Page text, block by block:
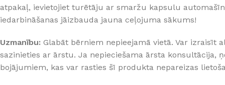
atpakaļ, ievietojiet turētāju ar smaržu kapsulu
iedarbināšanas jāizbauda jauna ceļojuma sākums!
Uzmanību: Glabāt bērniem nepieejamā vietā. Var izraisīt
sazinieties ar ārstu. Ja nepieciešama ārsta konsultācija,
bojājumiem, kas var rasties šī produkta nepareizas